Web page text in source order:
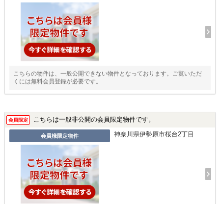
こちらの物件は、一般公開できない物件となっております。ご覧いただ
くには無料会員登録が必要です。
会員限定 こちらは一般非公開の会員限定物件です。
会員様限定物件 神奈川県伊勢原市桜台2丁目